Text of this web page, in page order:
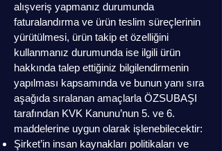
alışveriş yapmanız durumunda
faturalandırma ve ürün teslim süreçlerinin
yürütülmesi, ürün takip et özelliğini
kullanmanız durumunda ise ilgili ürün
hakkında talep ettiğiniz bilgilendirmenin
yapılması kapsamında ve bunun yanı sıra
aşağıda sıralanan amaçlarla ÖZSUBAŞI
tarafından KVK Kanunu’nun 5. ve 6.
maddelerine uygun olarak işlenebilecektir:
Şirket’in insan kaynakları politikaları ve